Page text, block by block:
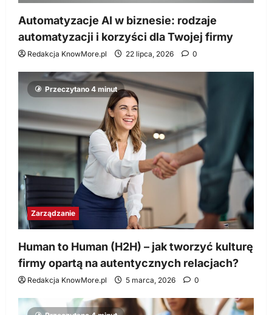
Automatyzacje AI w biznesie: rodzaje
automatyzacji i korzyści dla Twojej firmy
Redakcja KnowMore.pl 22 lipca, 2026 0
Przeczytano 4 minut
Zarządzanie
Human to Human (H2H) – jak tworzyć kulturę
firmy opartą na autentycznych relacjach?
Redakcja KnowMore.pl 5 marca, 2026 0